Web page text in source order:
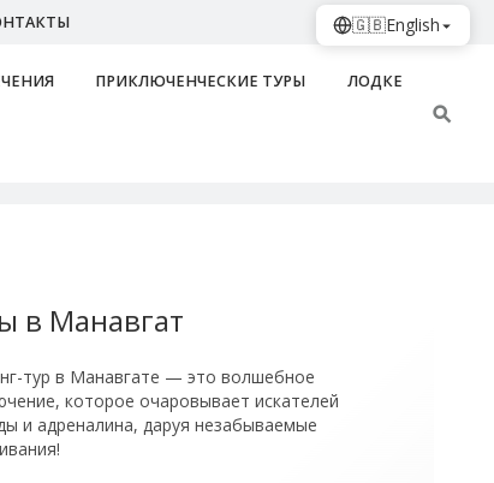
ПРИКЛЮЧЕНЧЕСКИЕ ТУРЫ ЛОДКЕ
в Манавгат
тур в Манавгате — это волшебное
которое очаровывает искателей
и адреналина, даруя незабываемые
🇬🇧English